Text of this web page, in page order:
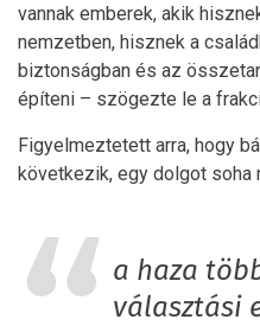
vannak emberek, akik
nemzetben, hisznek a
biztonságban és az
építeni – szögezte le a
Figyelmeztetett arra, hogy
következik, egy dolgot soha
a haza
választási